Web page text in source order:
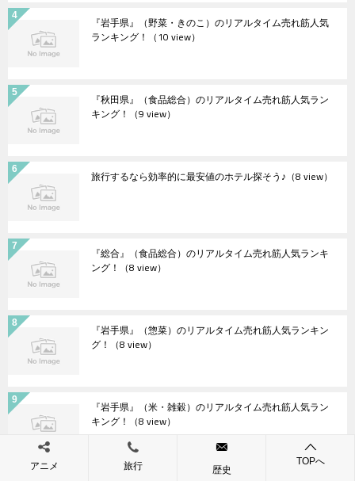
『岩手県』（野菜・きのこ）のリアルタイム売れ筋人気
ランキング！ （10 view）
『秋田県』（食品総合）のリアルタイム売れ筋人気ラン
キング！ （9 view）
旅行するなら効率的に最安値のホテル探そう♪ （8 view）
『総合』（食品総合）のリアルタイム売れ筋人気ランキ
ング！ （8 view）
『岩手県』（惣菜）のリアルタイム売れ筋人気ランキン
グ！ （8 view）
『岩手県』（米・雑穀）のリアルタイム売れ筋人気ラン
キング！ （8 view）
アニメ 旅行 歴史
TOPへ